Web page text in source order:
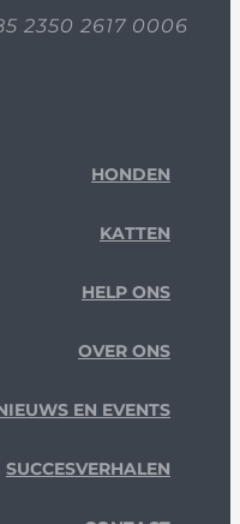
2350 2617 0006
HONDEN
KATTEN
HELP ONS
OVER ONS
EN EVENTS
SUCCESVERHALEN